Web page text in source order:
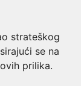
strateškog
se na
prilika.